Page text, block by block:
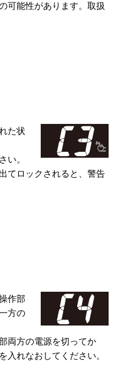
可能性があります。取扱
た状
い。
てロックされると、警告
作部
方の
両方の電源を切ってか
入れなおしてください。